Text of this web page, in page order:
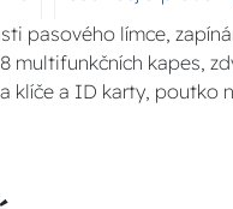
pasového límce,
multifunkčních kapes,
klíče a ID karty, poutko